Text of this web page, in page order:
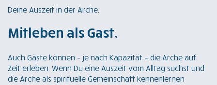
Deine Auszeit in der Arche.
Mitleben als Gast.
Auch Gäste können – je nach Kapazität – die Arche auf
Zeit erleben. Wenn Du eine Auszeit vom Alltag suchst und
die Arche als spirituelle Gemeinschaft kennenlernen